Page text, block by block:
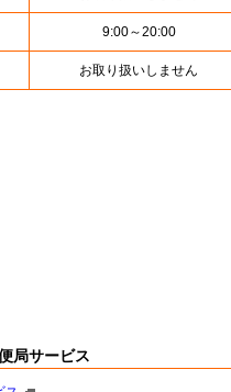
9:00～20:00
お取り扱いしません
局サービス